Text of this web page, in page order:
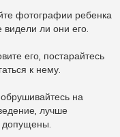
фотографии ребенка
ли они его.
его, постарайтесь
к нему.
на
лучше
допущены.